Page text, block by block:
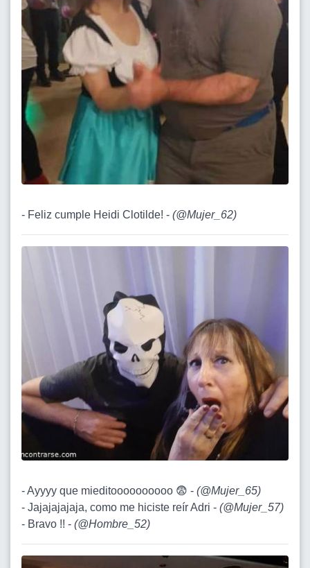
- Feliz cumple Heidi Clotilde! - (@Mujer_62)
- Ayyyy que mieditoooooooooo 😨 - (@Mujer_65)
- Jajajajajaja, como me hiciste reír Adri - (@Mujer_57)
- Bravo !! - (@Hombre_52)